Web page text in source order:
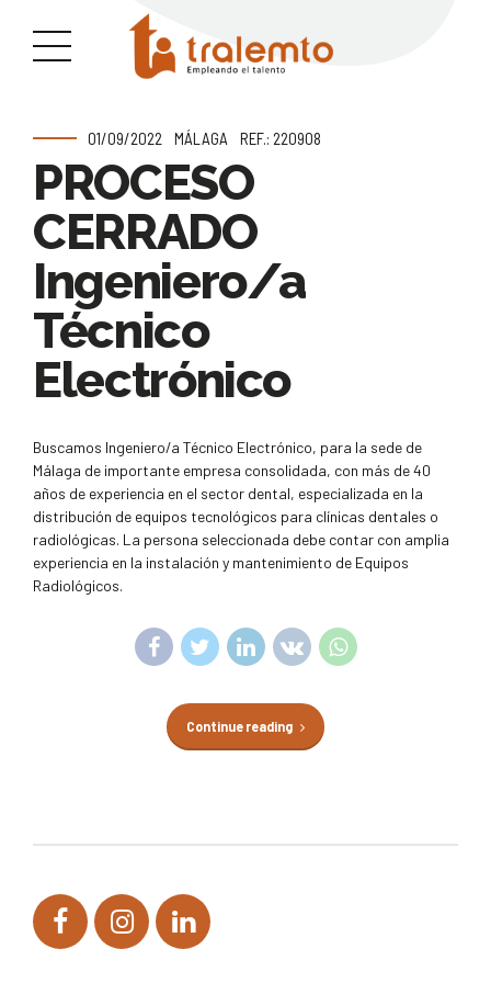
01/09/2022 MÁLAGA REF.: 220908
PROCESO
CERRADO
Ingeniero/a
Técnico
Electrónico
Buscamos Ingeniero/a Técnico Electrónico, para la sede de
Málaga de importante empresa consolidada, con más de 40
años de experiencia en el sector dental, especializada en la
distribución de equipos tecnológicos para clínicas dentales o
radiológicas. La persona seleccionada debe contar con amplia
experiencia en la instalación y mantenimiento de Equipos
Radiológicos.
Continue reading